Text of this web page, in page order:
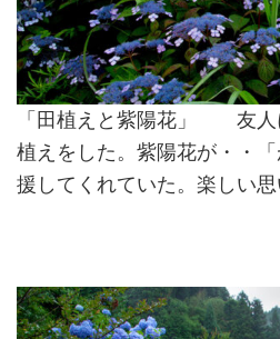
「田植えと紫陽花」 友人
植えをした。紫陽花が・・
援してくれていた。楽しい